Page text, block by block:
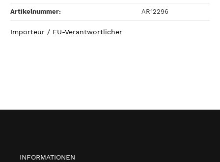
Artikelnummer: AR12296
Importeur / EU-Verantwortlicher
INFORMATIONEN